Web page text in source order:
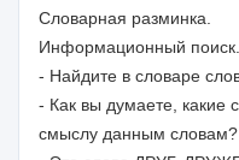
Словарная разминка.
Информационный поиск.
- Найдите в словаре
- Как вы думаете, какие
смыслу данным словам?